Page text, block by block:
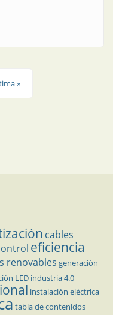
un nuevo récord de
»
cables
eficiencia
renovables generación
LED industria 4.0
instalación eléctrica
tabla de contenidos